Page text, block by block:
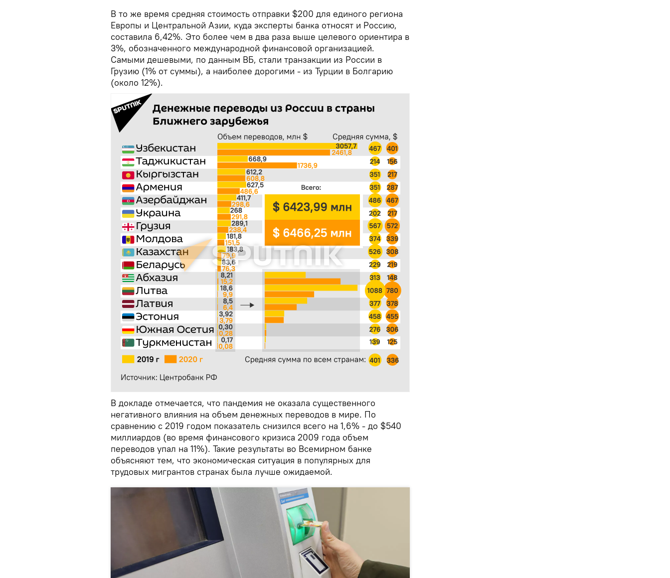
В то же время средняя стоимость отправки $200 для единого региона
Европы и Центральной Азии, куда эксперты банка относят и Россию,
составила 6,42%. Это более чем в два раза выше целевого ориентира в
3%, обозначенного международной финансовой организацией.
Самыми дешевыми, по данным ВБ, стали транзакции из России в
Грузию (1% от суммы), а наиболее дорогими - из Турции в Болгарию
(около 12%).
В докладе отмечается, что пандемия не оказала существенного
негативного влияния на объем денежных переводов в мире. По
сравнению с 2019 годом показатель снизился всего на 1,6% - до $540
миллиардов (во время финансового кризиса 2009 года объем
переводов упал на 11%). Такие результаты во Всемирном банке
объясняют тем, что экономическая ситуация в популярных для
трудовых мигрантов странах была лучше ожидаемой.